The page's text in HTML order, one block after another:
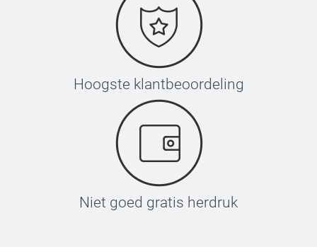
Hoogste klantbeoordeling
Niet goed gratis herdruk